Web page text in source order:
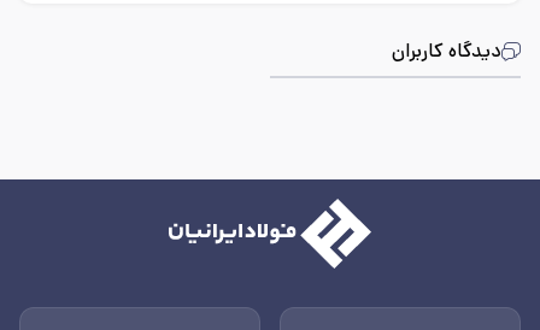
دیدگاه کاربران